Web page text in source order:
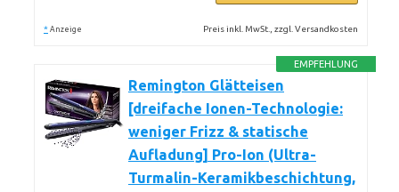
* Anzeige Preis inkl. MwSt., zzgl. Versandkosten
EMPFEHLUNG
Remington Glätteisen
[dreifache Ionen-Technologie:
weniger Frizz & statische
Aufladung] Pro-Ion (Ultra-
Turmalin-Keramikbeschichtung,